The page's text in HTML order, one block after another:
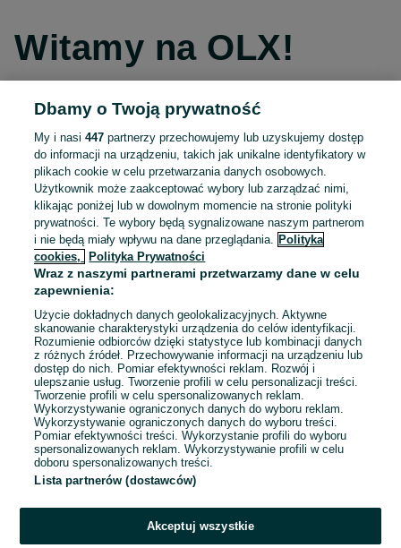
Witamy na OLX!
Kontynuuj przez Facebooka
Kontynuuj przez konto Apple
Kontynuuj przez konto Google
LUB
E-mail
Hasło
Dbamy o Twoją prywatność
My i nasi447 partnerzy przechowujemy lub uzyskujemy dostęp
do informacji na urządzeniu, takich jak unikalne identyfikatory w
plikach cookie w celu przetwarzania danych osobowych.
Użytkownik może zaakceptować wybory lub zarządzać nimi,
klikając poniżej lub w dowolnym momencie na stronie polityki
prywatności. Te wybory będą sygnalizowane naszym partnerom
i nie będą miały wpływu na dane przeglądania.
Polityka
cookies,
Polityka Prywatności
Wraz z naszymi partnerami przetwarzamy dane w celu
zapewnienia:
Użycie dokładnych danych geolokalizacyjnych. Aktywne
skanowanie charakterystyki urządzenia do celów identyfikacji.
Rozumienie odbiorców dzięki statystyce lub kombinacji danych
z różnych źródeł. Przechowywanie informacji na urządzeniu lub
dostęp do nich. Pomiar efektywności reklam. Rozwój i
ulepszanie usług. Tworzenie profili w celu personalizacji treści.
Tworzenie profili w celu spersonalizowanych reklam.
Wykorzystywanie ograniczonych danych do wyboru reklam.
Wykorzystywanie ograniczonych danych do wyboru treści.
Pomiar efektywności treści. Wykorzystanie profili do wyboru
spersonalizowanych reklam. Wykorzystywanie profili w celu
doboru spersonalizowanych treści.
Lista partnerów (dostawców)
Akceptuj wszystkie